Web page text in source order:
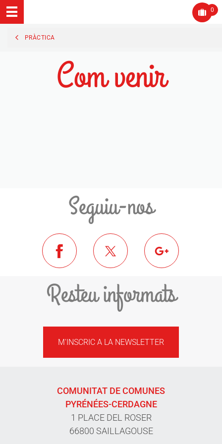
0
PRÀCTICA
Com venir
Seguiu-nos
Resteu informats
M'INSCRIC A LA NEWSLETTER
COMUNITAT DE COMUNES
PYRÉNÉES-CERDAGNE
1 PLACE DEL ROSER
66800 SAILLAGOUSE